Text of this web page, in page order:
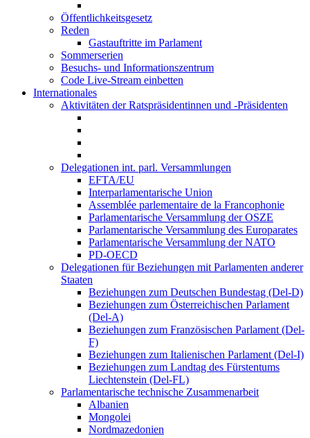
Öffentlichkeitsgesetz
Reden
Gastauftritte im Parlament
Sommerserien
Besuchs- und Informationszentrum
Code Live-Stream einbetten
Internationales
Aktivitäten der Ratspräsidentinnen und -Präsidenten
Delegationen int. parl. Versammlungen
EFTA/EU
Interparlamentarische Union
Assemblée parlementaire de la Francophonie
Parlamentarische Versammlung der OSZE
Parlamentarische Versammlung des Europarates
Parlamentarische Versammlung der NATO
PD-OECD
Delegationen für Beziehungen mit Parlamenten anderer
Staaten
Beziehungen zum Deutschen Bundestag (Del-D)
Beziehungen zum Österreichischen Parlament
(Del-A)
Beziehungen zum Französischen Parlament (Del-
F)
Beziehungen zum Italienischen Parlament (Del-I)
Beziehungen zum Landtag des Fürstentums
Liechtenstein (Del-FL)
Parlamentarische technische Zusammenarbeit
Albanien
Mongolei
Nordmazedonien